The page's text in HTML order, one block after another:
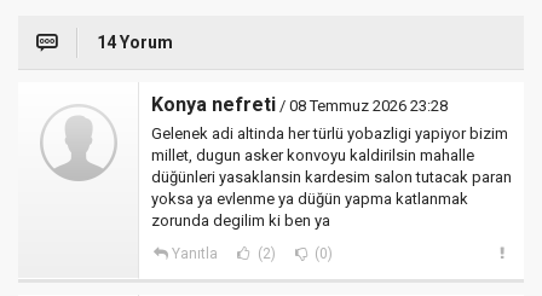
14 Yorum
Konya nefreti / 08 Temmuz 2026 23:28
Gelenek adi altinda her türlü yobazligi yapiyor bizim
millet, dugun asker konvoyu kaldirilsin mahalle
düğünleri yasaklansin kardesim salon tutacak paran
yoksa ya evlenme ya düğün yapma katlanmak
zorunda degilim ki ben ya
Yanıtla (2) (0)